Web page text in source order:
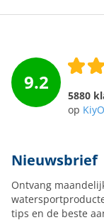
9.2
5880
op
Nieuwsbrief
Ontvang
tips en de beste